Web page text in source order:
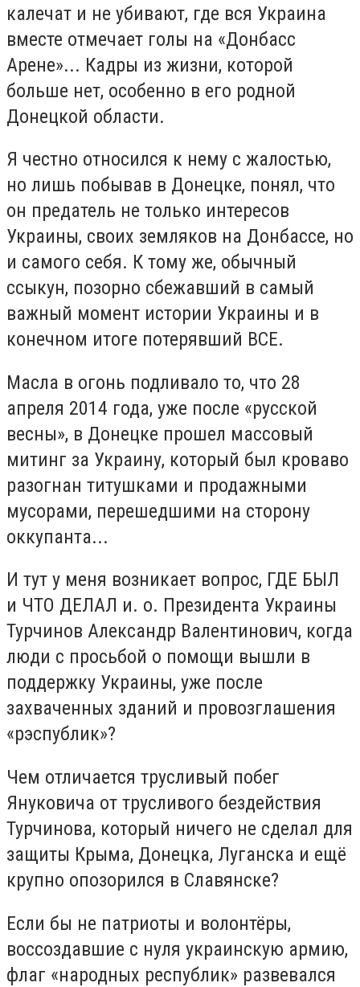
калечат и не убивают, где вся Украина
вместе отмечает голы на «Донбасс
Арене»... Кадры из жизни, которой
больше нет, особенно в его родной
Донецкой области.
Я честно относился к нему с жалостью,
но лишь побывав в Донецке, понял, что
он предатель не только интересов
Украины, своих земляков на Донбассе, но
и самого себя. К тому же, обычный
ссыкун, позорно сбежавший в самый
важный момент истории Украины и в
конечном итоге потерявший ВСЕ.
Масла в огонь подливало то, что 28
апреля 2014 года, уже после «русской
весны», в Донецке прошел массовый
митинг за Украину, который был кроваво
разогнан титушками и продажными
мусорами, перешедшими на сторону
оккупанта...
И тут у меня возникает вопрос, ГДЕ БЫЛ
и ЧТО ДЕЛАЛ и. о. Президента Украины
Турчинов Александр Валентинович, когда
люди с просьбой о помощи вышли в
поддержку Украины, уже после
захваченных зданий и провозглашения
«рэспублик»?
Чем отличается трусливый побег
Януковича от трусливого бездействия
Турчинова, который ничего не сделал для
защиты Крыма, Донецка, Луганска и ещё
крупно опозорился в Славянске?
Если бы не патриоты и волонтёры,
воссоздавшие с нуля украинскую армию,
флаг «народных республик» развевался